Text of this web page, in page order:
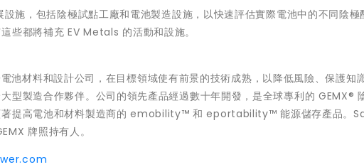
施，包括陰極試點工廠和電池製造設施，以快速評估實際電池中的不同陰極
些都將補充 EV Metals 的活動和設施。
池材料和設計公司，在目標領域使有前景的技術成熟，以降低風險、保護知
型製造合作夥伴。公司的領先產品經過數十年開發，是全球專利的 GEMX®
著提高電池和材料製造商的 emobility™ 和 eportability™ 能源儲存產品。
牌照持有人。